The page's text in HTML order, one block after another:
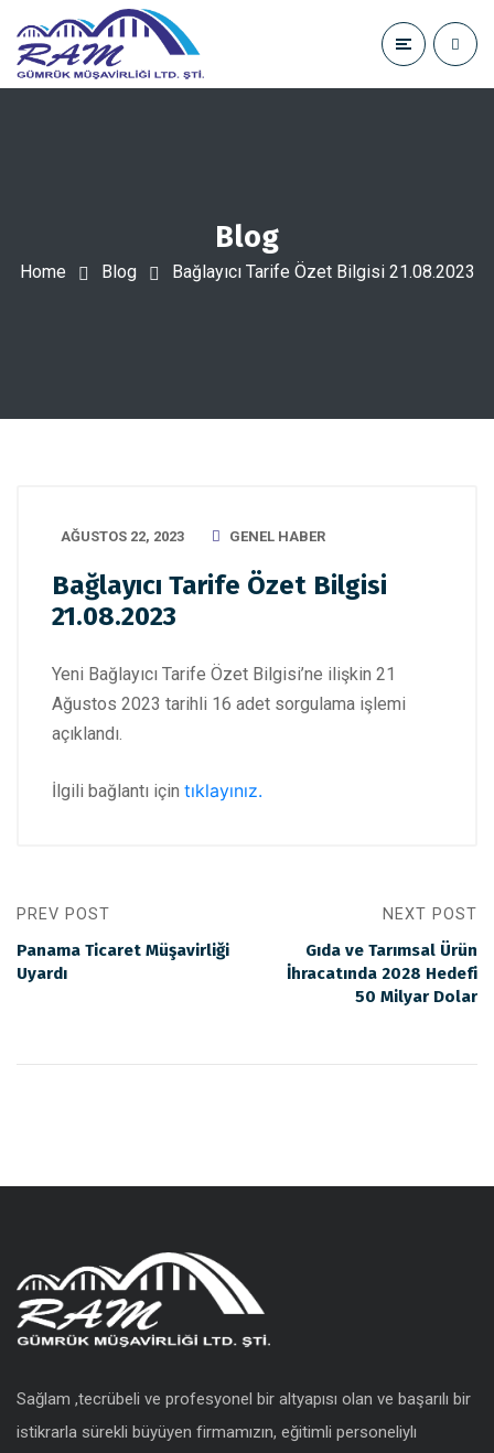
Blog
Home Blog Bağlayıcı Tarife Özet Bilgisi 21.08.2023
AĞUSTOS 22, 2023 GENEL HABER
Bağlayıcı Tarife Özet Bilgisi
21.08.2023
Yeni Bağlayıcı Tarife Özet Bilgisi’ne ilişkin 21
Ağustos 2023 tarihli 16 adet sorgulama işlemi
açıklandı.
İlgili bağlantı için tıklayınız.
PREV POST
Panama Ticaret Müşavirliği
Uyardı
NEXT POST
Gıda ve Tarımsal Ürün
İhracatında 2028 Hedefi
50 Milyar Dolar
Sağlam ,tecrübeli ve profesyonel bir altyapısı olan ve başarılı bir
istikrarla sürekli büyüyen firmamızın, eğitimli personeliylı